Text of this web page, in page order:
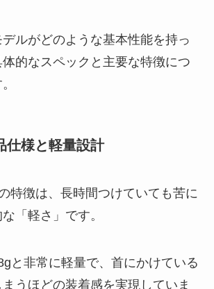
ルがどのような基本性能を持っ
的なスペックと主要な特徴につ
仕様と軽量設計
特徴は、長時間つけていても苦に
「軽さ」です。
と非常に軽量で、首にかけている
うほどの装着感を実現していま